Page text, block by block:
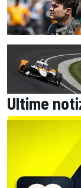
Ultime